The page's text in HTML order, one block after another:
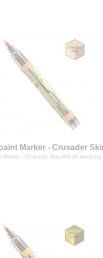
Marker - Crusader
Marker - Crusader Skin Met de lancering